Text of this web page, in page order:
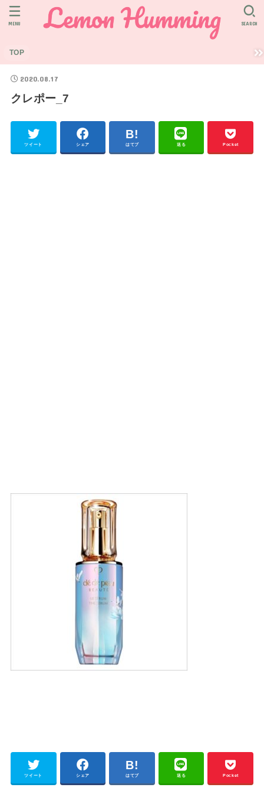
TOP
SEARCH
MENU
2020.08.17
クレポー_7
ツイート シェア はてブ 送る Pocket
ツイート シェア はてブ 送る Pocket